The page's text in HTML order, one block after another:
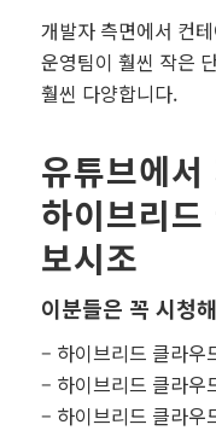
개발자 측면에서 컨
운영팀이 훨씬 작은
훨씬 다양합니다.
유튜브에
하이브리
보시조
이분들은 꼭 시청
– 하이브리드 클라우
– 하이브리드 클라우
– 하이브리드 클라우